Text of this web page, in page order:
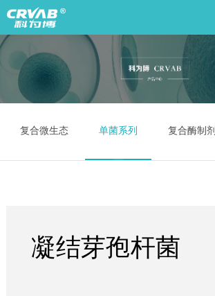
复合微生态 单菌系列 复合酶制剂
凝结芽孢杆菌